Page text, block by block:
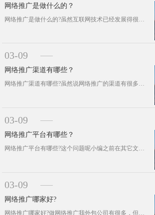
网络推广是做什么的？
03-09
网络推广渠道有哪些？
网络推广渠道有哪些?虽然说网络推广的渠道有很多，但是随着互联网技术的发展，其推广渠道上也有所变化调整，因为有的推广渠道也在被其···
03-09
网络推广平台有哪些？
网络推广平台有哪些?这个问题呢小编之前在其它文章当中也分享过，如果忘了的企业运营者可以先看看以下内容，然后再回过头看看之前小编···
03-09
网络推广哪家好?
网络推广哪家好?做网络推广我外包公司有很多，但是找一家理想的外包公司，确实有些难度，因为有些网络推广公司水平参差不齐，一旦选择···